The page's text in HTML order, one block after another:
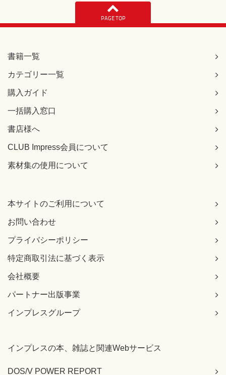
PAGE TOP
書籍一覧
カテゴリー一覧
購入ガイド
一括購入窓口
書店様へ
CLUB Impress会員について
素材集の使用について
本サイトのご利用について
お問い合わせ
プライバシーポリシー
特定商取引法に基づく表示
会社概要
パートナー出版事業
インプレスグループ
インプレスの本、雑誌と関連Webサービス
DOS/V POWER REPORT